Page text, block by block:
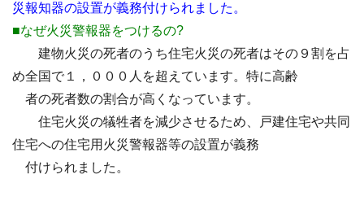
災報知器の設置が義務付けられました。
■なぜ火災警報器をつけるの?
建物火災の死者のうち住宅火災の死者はその９割を占
め全国で１，０００人を超えています。特に高齢
者の死者数の割合が高くなっています。
住宅火災の犠牲者を減少させるため、戸建住宅や共同
住宅への住宅用火災警報器等の設置が義務
付けられました。